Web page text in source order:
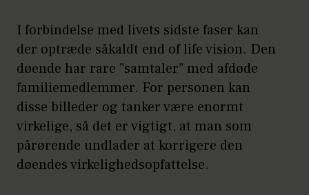
I forbindelse med livets sidste faser kan
der optræde såkaldt end of life vision. Den
døende har rare ”samtaler” med afdøde
familiemedlemmer. For personen kan
disse billeder og tanker være enormt
virkelige, så det er vigtigt, at man som
pårørende undlader at korrigere den
døendes virkelighedsopfattelse.